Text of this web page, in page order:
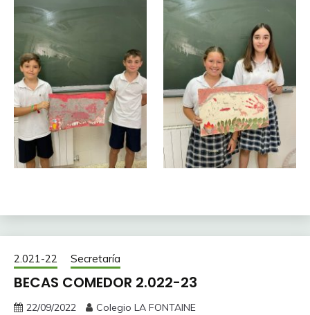
2.021-22 Secretaría
BECAS COMEDOR 2.022-23
22/09/2022 Colegio LA FONTAINE